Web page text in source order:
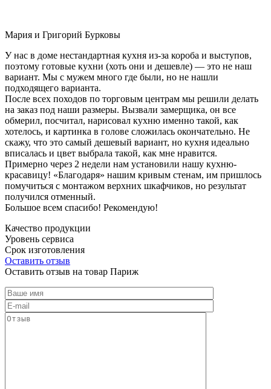
Мария и Григорий Бурковы
У нас в доме нестандартная кухня из-за короба и выступов,
поэтому готовые кухни (хоть они и дешевле) — это не наш
вариант. Мы с мужем много где были, но не нашли
подходящего варианта.
После всех походов по торговым центрам мы решили делать
на заказ под наши размеры. Вызвали замерщика, он все
обмерил, посчитал, нарисовал кухню именно такой, как
хотелось, и картинка в голове сложилась окончательно. Не
скажу, что это самый дешевый вариант, но кухня идеально
вписалась и цвет выбрала такой, как мне нравится.
Примерно через 2 недели нам установили нашу кухню-
красавицу! «Благодаря» нашим кривым стенам, им пришлось
помучиться с монтажом верхних шкафчиков, но результат
получился отменный.
Большое всем спасибо! Рекомендую!
Качество продукции
Уровень сервиса
Срок изготовления
Оставить отзыв
Оставить отзыв на товар Париж